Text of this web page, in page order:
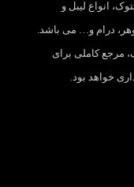
انواع لیبل و
درام و… می باشد.
مرجع کاملی برای
خواهد بود.